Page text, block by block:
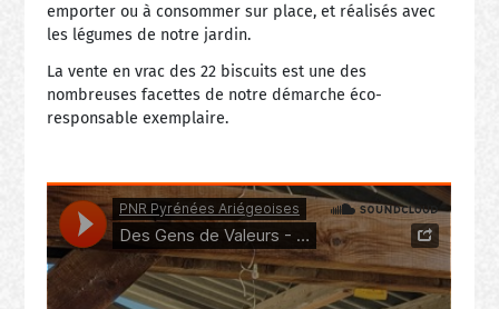
emporter ou à consommer sur place, et réalisés avec
les légumes de notre jardin.
La vente en vrac des 22 biscuits est une des
nombreuses facettes de notre démarche éco-
responsable exemplaire.